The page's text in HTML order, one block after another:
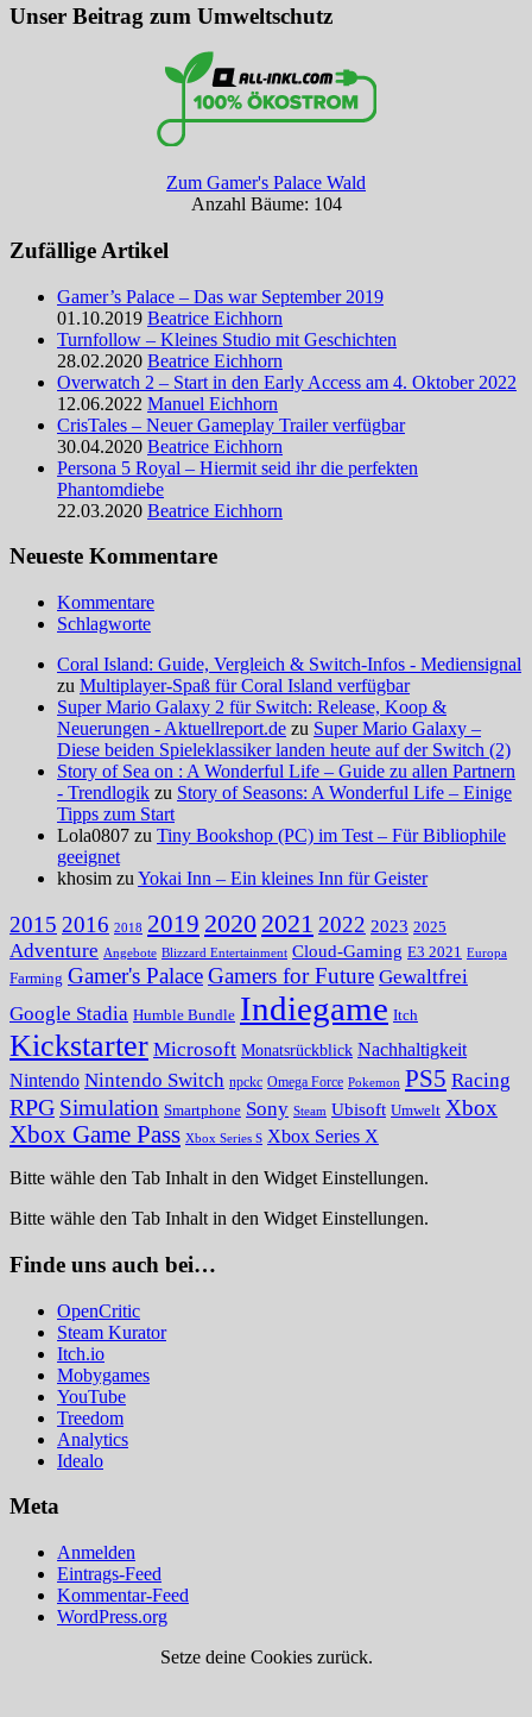
Unser Beitrag zum Umweltschutz
Zum Gamer's Palace Wald
Anzahl Bäume: 104
Zufällige Artikel
Gamer’s Palace – Das war September 2019
01.10.2019 Beatrice Eichhorn
Turnfollow – Kleines Studio mit Geschichten
28.02.2020 Beatrice Eichhorn
Overwatch 2 – Start in den Early Access am 4. Oktober 2022
12.06.2022 Manuel Eichhorn
CrisTales – Neuer Gameplay Trailer verfügbar
30.04.2020 Beatrice Eichhorn
Persona 5 Royal – Hiermit seid ihr die perfekten
Phantomdiebe
22.03.2020 Beatrice Eichhorn
Neueste Kommentare
Kommentare
Schlagworte
Coral Island: Guide, Vergleich & Switch-Infos - Mediensignal
zu Multiplayer-Spaß für Coral Island verfügbar
Super Mario Galaxy 2 für Switch: Release, Koop &
Neuerungen - Aktuellreport.de zu Super Mario Galaxy –
Diese beiden Spieleklassiker landen heute auf der Switch (2)
Story of Sea on : A Wonderful Life – Guide zu allen Partnern
- Trendlogik zu Story of Seasons: A Wonderful Life – Einige
Tipps zum Start
Lola0807 zu Tiny Bookshop (PC) im Test – Für Bibliophile
geeignet
khosim zu Yokai Inn – Ein kleines Inn für Geister
2015 2016 2018 2019 2020 2021 2022 2023 2025
Adventure Angebote Blizzard Entertainment Cloud-Gaming E3 2021 Europa
Farming Gamer's PalaceGamers for Future Gewaltfrei
Google Stadia Humble Bundle Indiegame Itch
Kickstarter Microsoft Monatsrückblick Nachhaltigkeit
Nintendo Nintendo Switch npckc Omega Force Pokemon PS5 Racing
RPG Simulation Smartphone Sony Steam Ubisoft Umwelt Xbox
Xbox Game Pass Xbox Series S Xbox Series X
Bitte wähle den Tab Inhalt in den Widget Einstellungen.
Bitte wähle den Tab Inhalt in den Widget Einstellungen.
Finde uns auch bei…
OpenCritic
Steam Kurator
Itch.io
Mobygames
YouTube
Treedom
Analytics
Idealo
Meta
Anmelden
Eintrags-Feed
Kommentar-Feed
WordPress.org
Setze deine Cookies zurück.